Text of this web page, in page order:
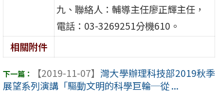
九、聯絡人：輔導主任廖正輝主任，
電話：03-3269251分機610。
相關附件
【2019-11-07】 灣大學辦理科技部2019秋季
展望系列演講「驅動文明的科學巨輪─從 ...